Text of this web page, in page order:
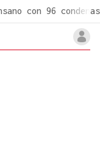
con 96 condenas